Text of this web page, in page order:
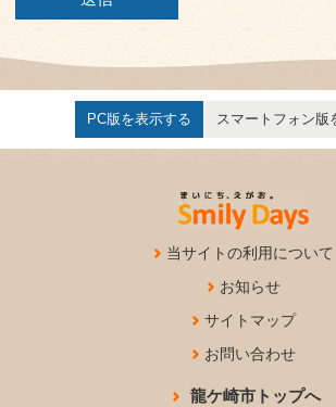
PC版を表示する スマートフォン版
当サイトの利用について
お知らせ
サイトマップ
お問い合わせ
龍ケ崎市トップへ